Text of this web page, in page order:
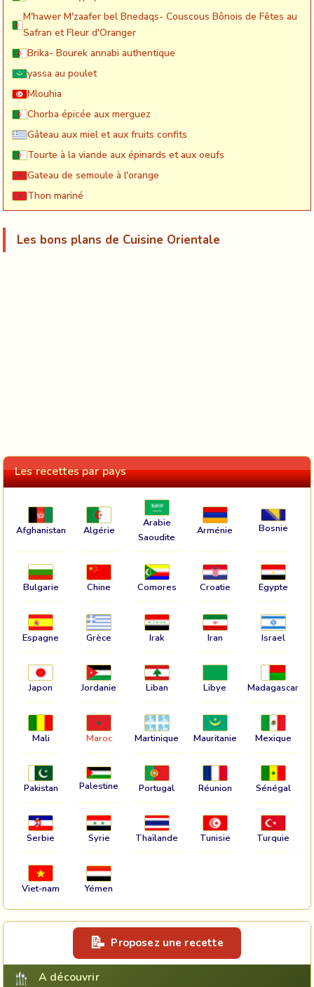
M'hawer M'zaafer bel Bnedaqs- Couscous Bônois de Fêtes au
Safran et Fleur d'Oranger
Brika- Bourek annabi authentique
yassa au poulet
Mlouhia
Chorba épicée aux merguez
Gâteau aux miel et aux fruits confits
Tourte à la viande aux épinards et aux oeufs
Gateau de semoule à l'orange
Thon mariné
Les bons plans de Cuisine Orientale
Les recettes par pays
Afghanistan Algérie
Arabie
Saoudite
Arménie Bosnie
Bulgarie Chine Comores Croatie Egypte
Espagne Grèce Irak Iran Israel
Japon Jordanie Liban Libye Madagascar
Mali Maroc Martinique Mauritanie Mexique
Pakistan Palestine Portugal Réunion Sénégal
Serbie Syrie Thaïlande Tunisie Turquie
Viet-nam Yémen
Proposez une recette
A découvrir